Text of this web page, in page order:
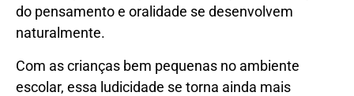
do pensamento e oralidade se desenvolvem
naturalmente.
Com as crianças bem pequenas no ambiente
escolar, essa ludicidade se torna ainda mais